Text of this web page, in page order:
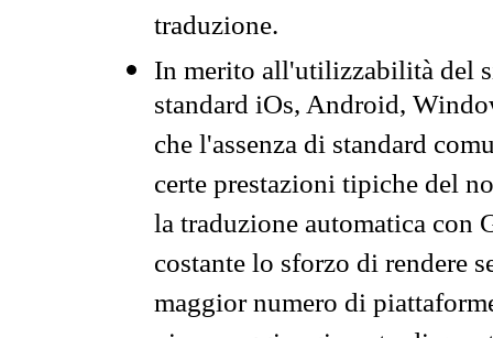
traduzione.
In merito all'utilizzabilità del
standard iOs, Android,
che l'assenza di standard
certe prestazioni tipiche del
la traduzione automatica con
costante lo sforzo di rendere
maggior numero di